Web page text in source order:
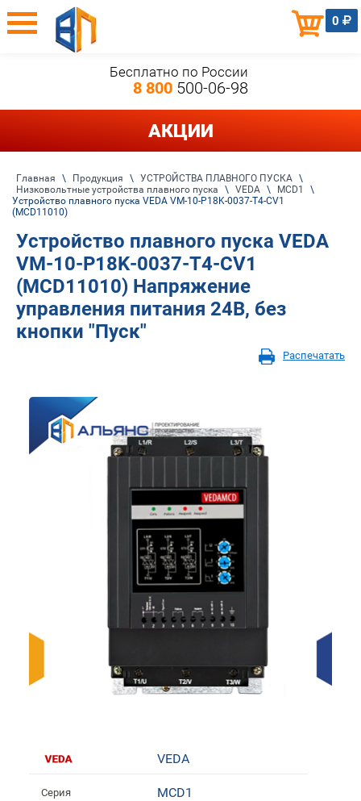
0
Бесплатно по России
8 800500-06-98
АКЦИИ
Главная \ Продукция \ УСТРОЙСТВА ПЛАВНОГО ПУСКА \
Низковольтные устройства плавного пуска
\ VEDA \ MCD1
\
Устройство плавного пуска VEDA VM-10-P18K-0037-T4-CV1
(MCD11010)
Устройство плавного пуска VEDA
VM-10-P18K-0037-T4-CV1
(MCD11010) Напряжение
управления питания 24В, без
кнопки "Пуск"
Распечатать
VEDA
Серия MCD1